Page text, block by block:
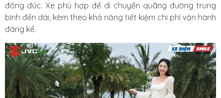
đông đúc. Xe phù hợp để di chuyển quãng đường trung
bình đến dài, kèm theo khả năng tiết kiệm chi phí vận hành
đáng kể.